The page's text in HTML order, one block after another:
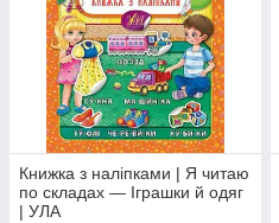
Книжка з наліпками | Я читаю
по складах — Іграшки й одяг
| УЛА